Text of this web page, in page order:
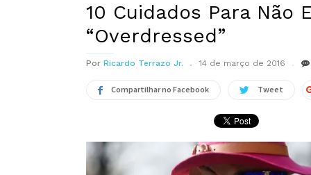
10 Cuidados Para Não
“Overdressed”
Por Ricardo Terrazo Jr. 14 de março de 2016
Compartilhar no Facebook Tweet